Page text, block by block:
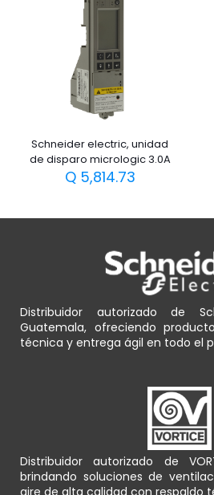
Schneider electric, unidad
de disparo micrologic 3.0A
Q5,814.73
Distribuidor autorizado de
Guatemala, ofreciendo
técnica y entrega ágil en todo el
Distribuidor autorizado de
brindando soluciones de